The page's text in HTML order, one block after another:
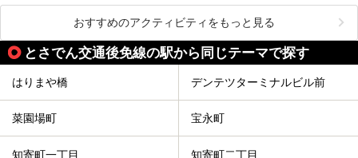
おすすめのアクティビティをもっと見る
とさでん交通後免線の駅から同じテーマで探す
はりまや橋 デンテツターミナルビル前
菜園場町 宝永町
知寄町一丁目 知寄町二丁目